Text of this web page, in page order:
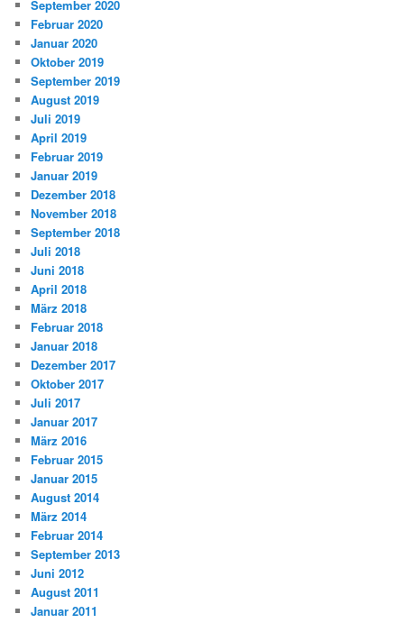
September 2020
Februar 2020
Januar 2020
Oktober 2019
September 2019
August 2019
Juli 2019
April 2019
Februar 2019
Januar 2019
Dezember 2018
November 2018
September 2018
Juli 2018
Juni 2018
April 2018
März 2018
Februar 2018
Januar 2018
Dezember 2017
Oktober 2017
Juli 2017
Januar 2017
März 2016
Februar 2015
Januar 2015
August 2014
März 2014
Februar 2014
September 2013
Juni 2012
August 2011
Januar 2011